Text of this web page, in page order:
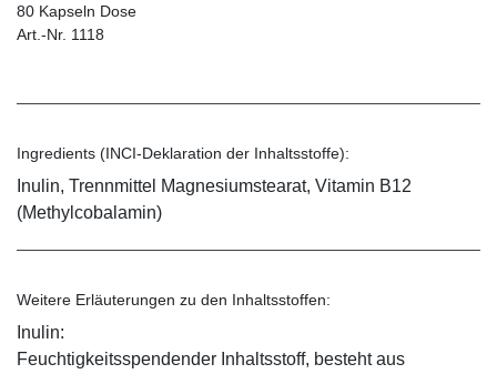
80 Kapseln Dose
Art.-Nr. 1118
Ingredients (INCI-Deklaration der Inhaltsstoffe):
Inulin, Trennmittel Magnesiumstearat, Vitamin B12
(Methylcobalamin)
Weitere Erläuterungen zu den Inhaltsstoffen:
Inulin:
Feuchtigkeitsspendender Inhaltsstoff, besteht aus